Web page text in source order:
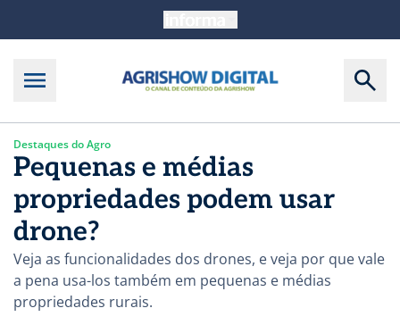
Destaques do Agro
Pequenas e médias
propriedades podem usar
drone?
Veja as funcionalidades dos drones, e veja por que vale
a pena usa-los também em pequenas e médias
propriedades rurais.